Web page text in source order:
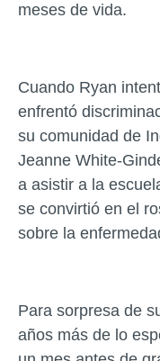
meses de vida.
Cuando Ryan
enfrentó
su comunidad de
Jeanne White-
a asistir a la
se convirtió en el
sobre la
Para sorpresa de
años más de lo